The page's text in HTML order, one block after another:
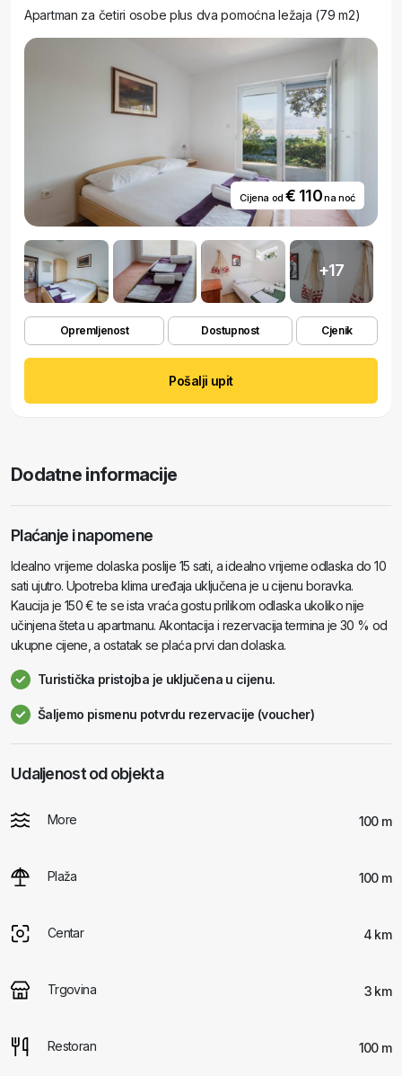
Apartman za četiri osobe plus dva pomoćna ležaja (79 m2)
Cijena od€ 110na noć
+17
Opremljenost Dostupnost Cjenik
Pošalji upit
Dodatne informacije
Plaćanje i napomene
Idealno vrijeme dolaska poslije 15 sati, a idealno vrijeme odlaska do 10
sati ujutro. Upotreba klima uređaja uključena je u cijenu boravka.
Kaucija je 150 € te se ista vraća gostu prilikom odlaska ukoliko nije
učinjena šteta u apartmanu. Akontacija i rezervacija termina je 30 % od
ukupne cijene, a ostatak se plaća prvi dan dolaska.
Turistička pristojba je uključena u cijenu.
Šaljemo pismenu potvrdu rezervacije (voucher)
Udaljenost od objekta
More 100 m
Plaža 100 m
Centar 4 km
Trgovina 3 km
Restoran 100 m